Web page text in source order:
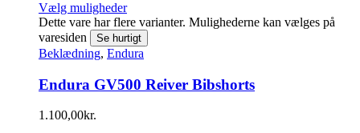
Vælg muligheder
Dette vare har flere varianter. Mulighederne kan vælges på
varesiden
Se hurtigt
Beklædning, Endura
Endura GV500 Reiver Bibshorts
1.100,00kr.